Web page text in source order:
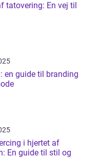
tatovering: En vej til
en guide til branding
i hjertet af
En guide til stil og